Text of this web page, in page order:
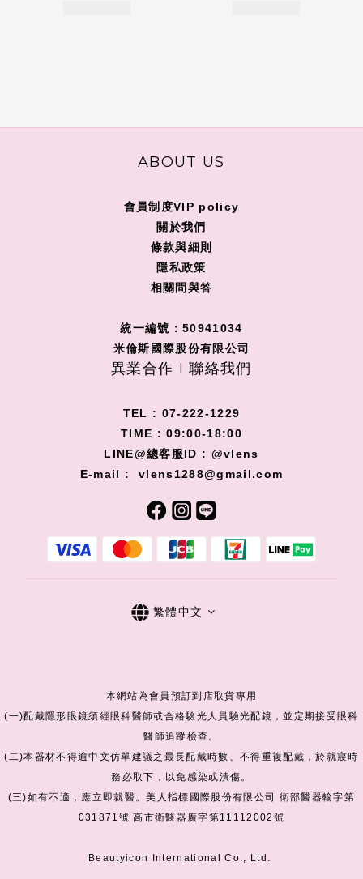
ABOUT US
會員制度VIP policy
關於我們
條款與細則
隱私政策
相關問與答
統一編號：50941034
米倫斯國際股份有限公司
異業合作 I 聯絡我們
TEL : 07-222-1229
TIME : 09:00-18:00
LINE@總客服ID : @vlens
E-mail : vlens1288@gmail.com
繁體中文
本網站為會員預訂到店取貨專用
(一)配戴隱形眼鏡須經眼科醫師或合格驗光人員驗光配鏡，並定期接受眼科
醫師追蹤檢查。
(二)本器材不得逾中文仿單建議之最長配戴時數、不得重複配戴，於就寢時
務必取下，以免感染或潰傷。
(三)如有不適，應立即就醫。美人指標國際股份有限公司 衛部醫器輸字第
031871號 高市衛醫器廣字第11112002號
Beautyicon International Co., Ltd.